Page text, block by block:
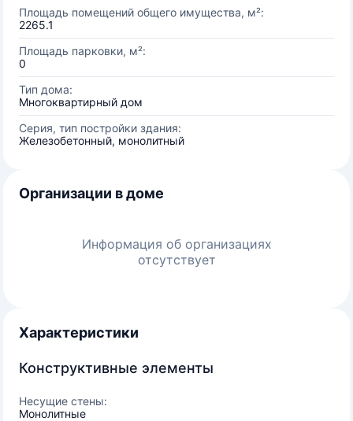
Площадь помещений общего имущества, м²:
2265.1
Площадь парковки, м²:
0
Тип дома:
Многоквартирный дом
Серия, тип постройки здания:
Железобетонный, монолитный
Организации в доме
Информация об организациях
отсутствует
Характеристики
Конструктивные элементы
Несущие стены:
Монолитные